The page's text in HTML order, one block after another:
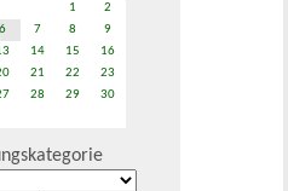
1
2
6 7 8
9
14 15
16
21 22
23
28 29
30